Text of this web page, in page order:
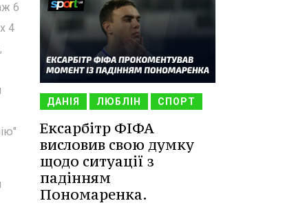
6
4
ДАНІЯ ЛЮБЛІН СПОРТ
Ексарбітр ФІФА
висловив свою думку
щодо ситуації з
падінням
Пономаренка.